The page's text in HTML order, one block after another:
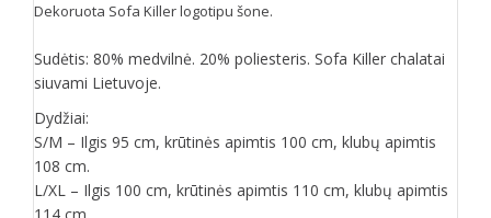
Dekoruota Sofa Killer logotipu šone.
Sudėtis: 80% medvilnė. 20% poliesteris. Sofa Killer chalatai
siuvami Lietuvoje.
Dydžiai:
S/M – Ilgis 95 cm, krūtinės apimtis 100 cm, klubų apimtis
108 cm.
L/XL – Ilgis 100 cm, krūtinės apimtis 110 cm, klubų apimtis